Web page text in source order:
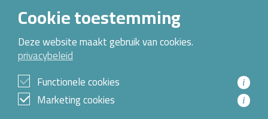
Over Kennispoort Verloskunde
Contact
Archief
Cookie toestemming
Deze website maakt gebruik van cookies.
privacybeleid
Functionele cookies
i
Marketing cookies i